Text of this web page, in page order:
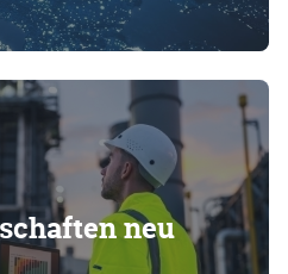
neu